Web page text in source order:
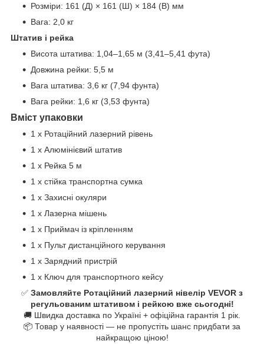
Розміри:​ 161 (Д)​ ×​ 161 (Ш)​ ×​ 184 (В)​ мм
Вага:​ 2,0 кг
Штатив і рейка
Висота штатива:​ 1,04–1,65 м (3,41–5,41 фута)
Довжина рейки:​ 5,5 м
Вага штатива:​ 3,6 кг (7,94 фунта)
Вага рейки:​ 1,6 кг (3,53 фунта)
Вміст упаковки
1 x Ротаційний лазерний рівень
1 x Алюмінієвий штатив
1 x Рейка 5 м
1 x стійка транспортна сумка
1 x Захисні окуляри
1 x Лазерна мішень
1 x Приймач із кріпленням
1 x Пульт дистанційного керування
1 x Зарядний пристрій
1 x Ключ для транспортного кейсу
✅ Замовляйте Ротаційний лазерний нівелір VEVOR з
регульованим штативом і рейкою вже сьогодні!
🚚 Швидка доставка по Україні + офіційна гарантія 1 рік.
📦 Товар у наявності —​ не пропустіть шанс придбати за
найкращою ціною!